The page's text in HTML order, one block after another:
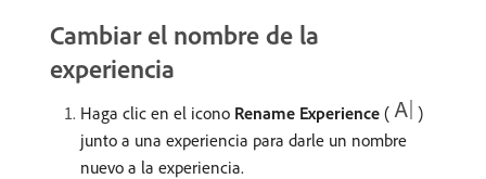
Cambiar el nombre de la
experiencia
Haga clic en el icono Rename Experience (
)
junto a una experiencia para darle un nombre
nuevo a la experiencia.